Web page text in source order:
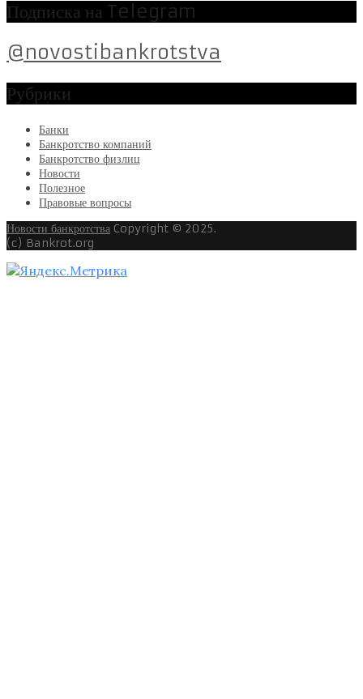
Подписка на Telegram
@novostibankrotstva
Рубрики
Банки
Банкротство компаний
Банкротство физлиц
Новости
Полезное
Правовые вопросы
Новости банкротства Copyright © 2025.
(c) Bankrot.org